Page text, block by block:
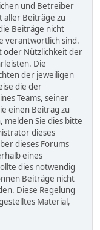
und Betreiber
aller Beiträge zu
Beiträge nicht
verantwortlich sind.
oder Nützlichkeit der
Die
der jeweiligen
die der
Teams, seiner
einen Beitrag zu
melden Sie dies bitte
dieses
dieses Forums
eines
dies notwendig
Beiträge nicht
Diese Regelung
Material,